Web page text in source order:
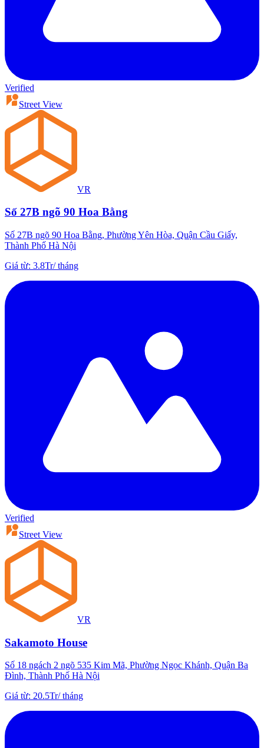
Verified
Street View
VR
Số 27B ngõ 90 Hoa Bằng
Số 27B ngõ 90 Hoa Bằng, Phường Yên Hòa, Quận Cầu Giấy,
Thành Phố Hà Nội
Giá từ: 3.8Tr/tháng
Verified
Street View
VR
Sakamoto House
Số 18 ngách 2 ngõ 535 Kim Mã, Phường Ngọc Khánh, Quận Ba
Đình, Thành Phố Hà Nội
Giá từ: 20.5Tr/tháng